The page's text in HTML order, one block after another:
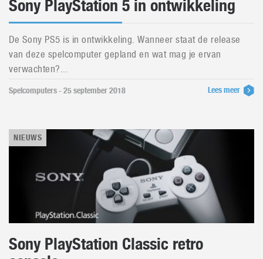
Sony PlayStation 5 in ontwikkeling
De Sony PS5 is in ontwikkeling. Wanneer staat de release
van deze spelcomputer gepland en wat mag je ervan
verwachten?...
Spelcomputers - 25 september 2018 Lees meer
NIEUWS
Sony PlayStation Classic retro